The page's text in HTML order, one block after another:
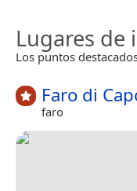
Lugares de
Los puntos
Faro di
faro